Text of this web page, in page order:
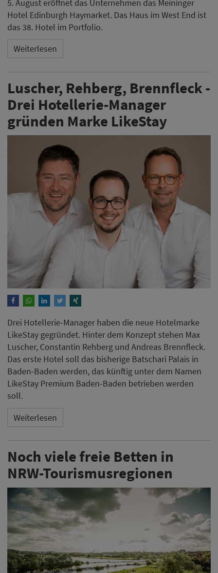
Drei Hotellerie-Manager​​​​​​​ haben die neue Hotelmarke
LikeStay gegründet. Hinter dem Konzept stehen Max
Luscher, Constantin Rehberg und Andreas Brennfleck.
Das erste Hotel soll das bisherige Batschari Palais in
Baden-Baden werden, das künftig unter dem Namen
LikeStay Premium Baden-Baden betrieben werden
Weiterlesen
Noch viele freie Betten in
NRW-Tourismusregionen
Die nordrhein-westfälischen Tourismusregionen sind
für die Sommerferien nach eigenen Angaben gut
gebucht - für Kurzentschlossene gibt es aber noch
genügend freie Betten. Vor allem Ferienwohnungen
und Ferienhäuser sowie Bauernhof-Urlaube sind